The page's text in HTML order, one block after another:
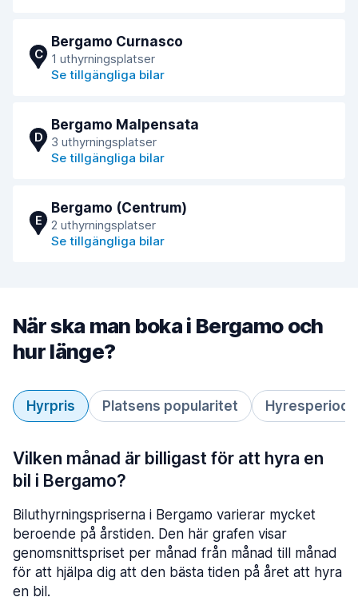
C
Bergamo Curnasco
1 uthyrningsplatser
Se tillgängliga bilar
D
Bergamo Malpensata
3 uthyrningsplatser
Se tillgängliga bilar
E
Bergamo (Centrum)
2 uthyrningsplatser
Se tillgängliga bilar
När ska man boka i Bergamo och
hur länge?
Hyrpris Platsens popularitet Hyresperiod
Vilken månad är billigast för att hyra en
bil i Bergamo?
Biluthyrningspriserna i Bergamo varierar mycket
beroende på årstiden. Den här grafen visar
genomsnittspriset per månad från månad till månad
för att hjälpa dig att den bästa tiden på året att hyra
en bil.